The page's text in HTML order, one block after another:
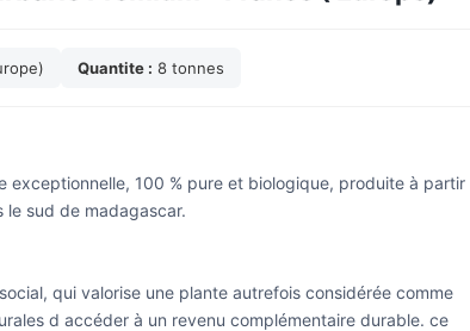
Quantite : 8 tonnes
exceptionnelle, 100 % pure et biologique, produite à partir
le sud de madagascar.
qui valorise une plante autrefois considérée comme
d accéder à un revenu complémentaire durable. ce